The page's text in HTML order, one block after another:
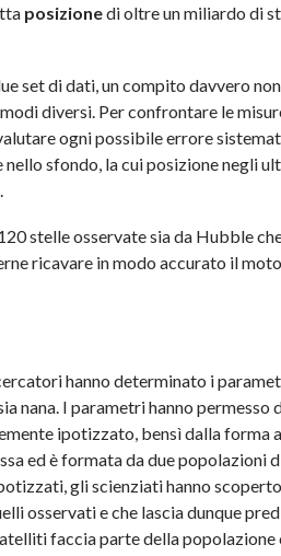
posizionedi oltre un miliardo di
set di dati, un compito davvero
diversi. Per confrontare le
ogni possibile errore
sfondo, la cui posizione negli
stelle osservate sia da Hubble
ricavare in modo accurato il moto
hanno determinato i
nana. I parametri hanno permesso
ipotizzato, bensì dalla forma
ed è formata da due popolazioni
gli scienziati hanno
osservati e che lascia dunque
faccia parte della